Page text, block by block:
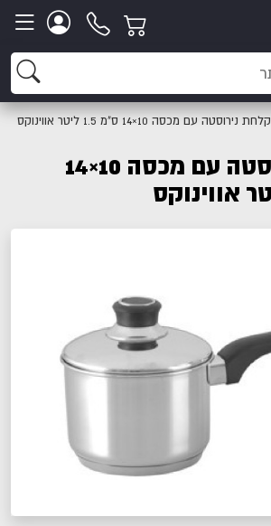
קלחת נירוסטה עם מכסה 10×14 ס"מ 1.5 ליטר אווינוקס
קלחת נירוסטה עם מכסה 10×14